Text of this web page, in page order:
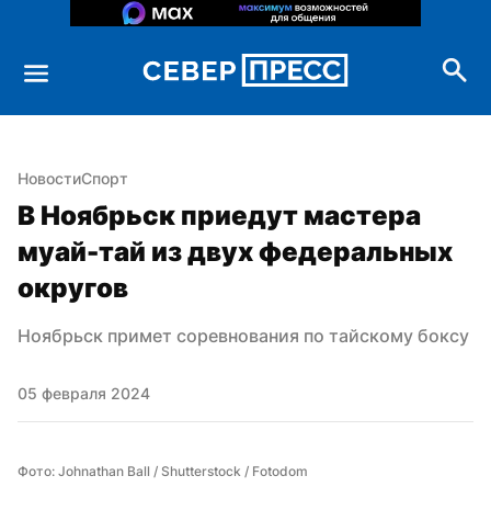
НовостиСпорт
В Ноябрьск приедут мастера
муай-тай из двух федеральных
округов
Ноябрьск примет соревнования по тайскому боксу
05 февраля 2024
Фото: Johnathan Ball / Shutterstock / Fotodom